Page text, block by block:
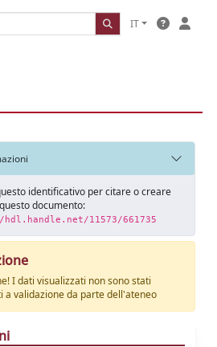
IT
identificativo per citare o creare
documento:
11573/661735
I dati visualizzati non sono stati
a validazione da parte dell'ateneo